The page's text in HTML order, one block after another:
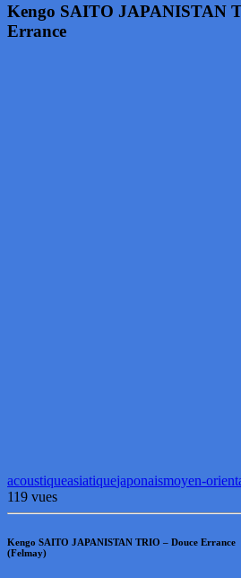
Kengo SAITO JAPANISTAN
Errance
acoustiqueasiatiquejaponaismoyen-
119 vues
Kengo SAITO JAPANISTAN TRIO – Douce Errance
(Felmay)